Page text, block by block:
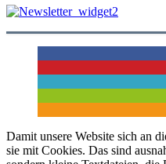
Damit unsere Website sich an
sie mit Cookies. Das sind